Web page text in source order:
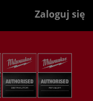
Zaloguj się